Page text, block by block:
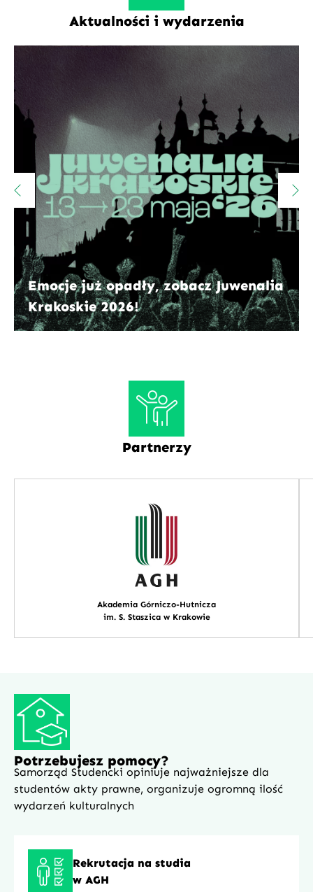
Aktualności i wydarzenia
Emocje już opadły, zobacz Juwenalia
Krakoskie 2026!
Partnerzy
Akademia Górniczo-Hutnicza
im. S. Staszica w Krakowie
Potrzebujesz pomocy?
Samorząd Studencki opiniuje najważniejsze dla
studentów akty prawne, organizuje ogromną ilość
wydarzeń kulturalnych
Rekrutacja na studia
w AGH